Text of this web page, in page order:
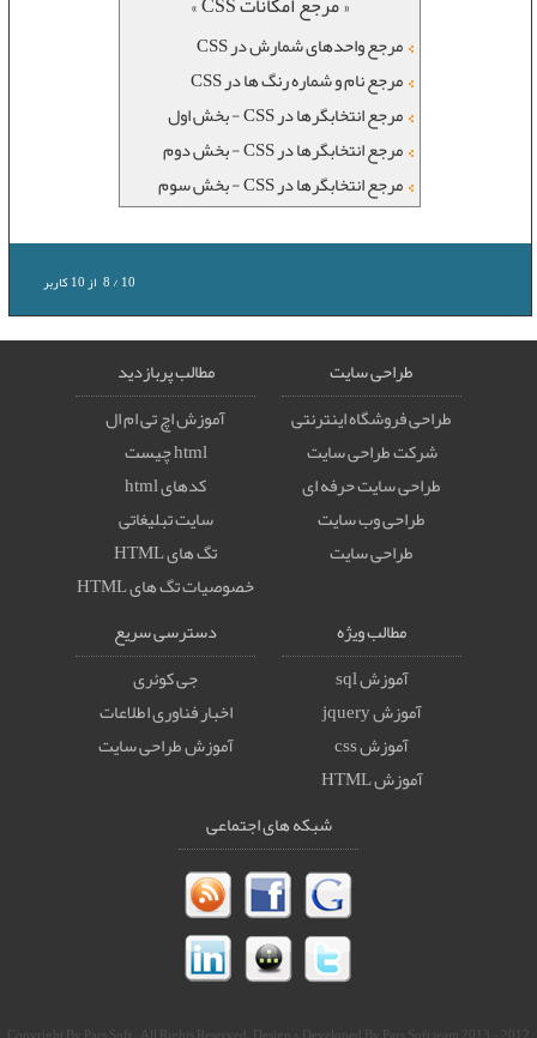
مرجع واحدهای شمارش در CSS
مرجع نام و شماره رنگ ها در CSS
مرجع انتخابگرها در CSS - بخش اول
مرجع انتخابگرها در CSS - بخش دوم
مرجع انتخابگرها در CSS - بخش سوم
8/10 از10کاربر
طراحی سایت
طراحی فروشگاه اینترنتی
شرکت طراحی سایت
طراحی سایت حرفه ای
طراحی وب سایت
طراحی سایت
مطالب پربازدید
آموزش اچ تی ام ال
html چیست
کدهای html
سایت تبلیغاتی
تگ های HTML
خصوصيات تگ های HTML
مطالب ویژه
آموزش sql
آموزش jquery
آموزش css
آموزش HTML
دسترسی سریع
جی کوئری
اخبار فناوری اطلاعات
آموزش طراحی سایت
شبکه های اجتماعی